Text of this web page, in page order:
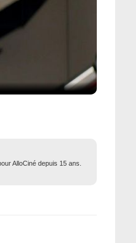
AlloCiné depuis 15 ans.